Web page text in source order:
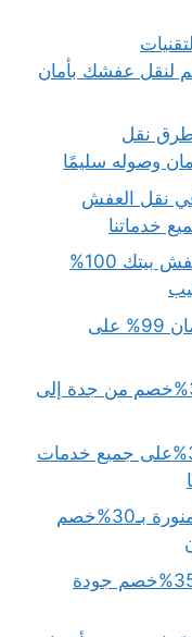
الأمثل بـ20%خصم لنقل عفشك بأمان
نقل
وصوله سليمًا
نقل العفش
دينا نقل عفش حي العارض..نقل عفش بيتك 100%
دينا نقل عفش حي اليرموك مع ضمان 99% على
نقل عفش من جدة الى الباحة بـ35%خصم من جدة إلى
دينا نقل عفش حي الملز..خصم 30%على جميع خدمات
افضل شركة نقل عفش بالمدينة المنورة بـ30%خصم
ارخص شركة نقل عفش بالدمام بـ35%خصم جودة